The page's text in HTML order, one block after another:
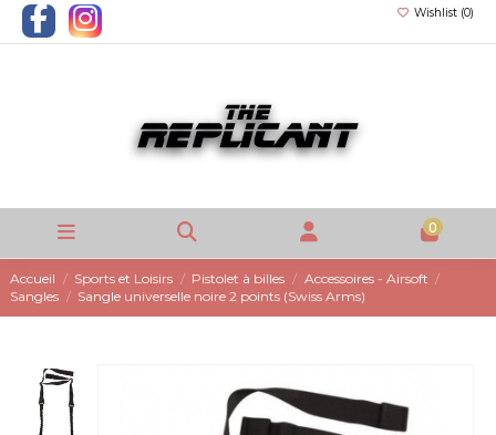
Wishlist (0)
0
Accueil Sports et Loisirs Pistolet à billes
Accessoires - Airsoft
Sangles
Sangle universelle noire 2 points (Swiss Arms)